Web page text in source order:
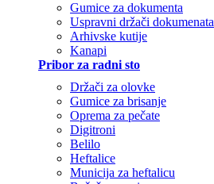
Gumice za dokumenta
Uspravni držači dokumenata
Arhivske kutije
Kanapi
Pribor za radni sto
Držači za olovke
Gumice za brisanje
Oprema za pečate
Digitroni
Belilo
Heftalice
Municija za heftalicu